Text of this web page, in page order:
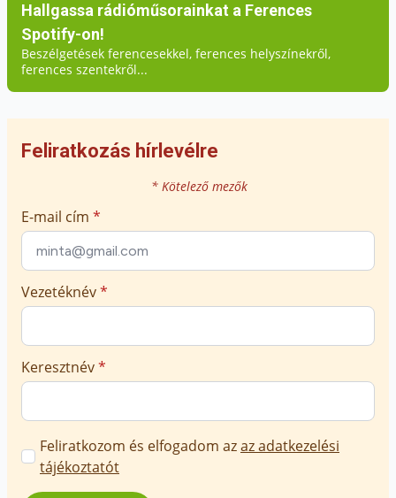
Hallgassa rádióműsorainkat a Ferences
Spotify-on!
Beszélgetések ferencesekkel, ferences helyszínekről,
ferences szentekről...
Feliratkozás hírlevélre
* Kötelező mezők
E-mail cím *
Vezetéknév*
Keresztnév*
Marketing
üzenetek
jóváhagyása
Feliratkozom és elfogadom azaz adatkezelési
tájékoztatót